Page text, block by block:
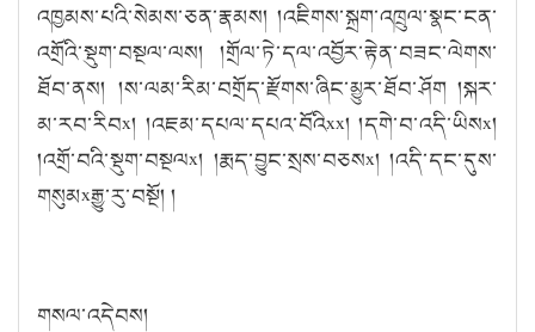
འཁྱམས་པའི་སེམས་ཅན་རྣམས། །འཇིགས་སྐྲག་འཁྲུལ་སྣང་ངན་
འགྲོའི་སྡུག་བསྔལ་ལས། །གྲོལ་ཏེ་དལ་འབྱོར་རྟེན་བཟང་ལེགས་
ཐོབ་ནས། །ས་ལམ་རིམ་བགྲོད་རྫོགས་ཞིང་མྱུར་ཐོབ་ཤོག །སྐར་
མ་རབ་རིབx། །འཇམ་དཔལ་དཔའ་བོའིxx། །དགེ་བ་འདི་ཡིསx།
།འགྲོ་བའི་སྡུག་བསྔལx། །རྨད་བྱུང་སྲས་བཅསx། །འདི་དང་དུས་
གསུམxརྒྱུ་རུ་བསྔོ། །
གསལ་འདེབས།